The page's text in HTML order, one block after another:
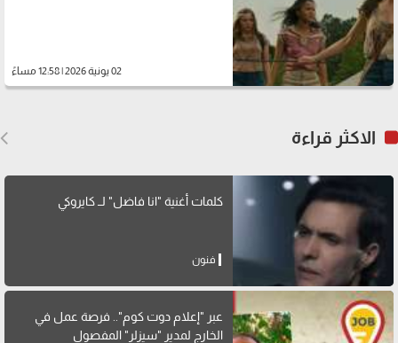
02 يونية 2026 | 12:58 مساءً
الاكثر قراءة
كلمات أغنية "انا فاضل" لــ كايروكي
فنون
عبر "إعلام دوت كوم".. فرصة عمل في
الخارج لمدير "سيزلر" المفصول